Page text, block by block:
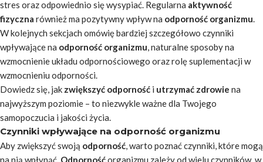
stres oraz odpowiednio się wysypiać. Regularna aktywność
fizyczna również ma pozytywny wpływ na odporność organizmu.
W kolejnych sekcjach omówię bardziej szczegółowo czynniki
wpływające na odporność organizmu, naturalne sposoby na
wzmocnienie układu odpornościowego oraz rolę suplementacji w
wzmocnieniu odporności.
Dowiedz się, jak zwiększyć odporność i utrzymać zdrowie na
najwyższym poziomie – to niezwykle ważne dla Twojego
samopoczucia i jakości życia.
Czynniki wpływające na odporność organizmu
Aby zwiększyć swoją odporność, warto poznać czynniki, które mogą
na nią wpłynąć. Odpornośćorganizmu zależy od wielu czynników, w